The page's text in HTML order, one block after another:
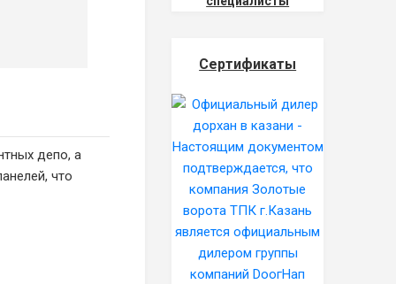
депо, а
что
Сертификаты